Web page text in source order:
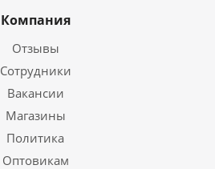
Компания
Отзывы
Сотрудники
Вакансии
Магазины
Политика
Оптовикам